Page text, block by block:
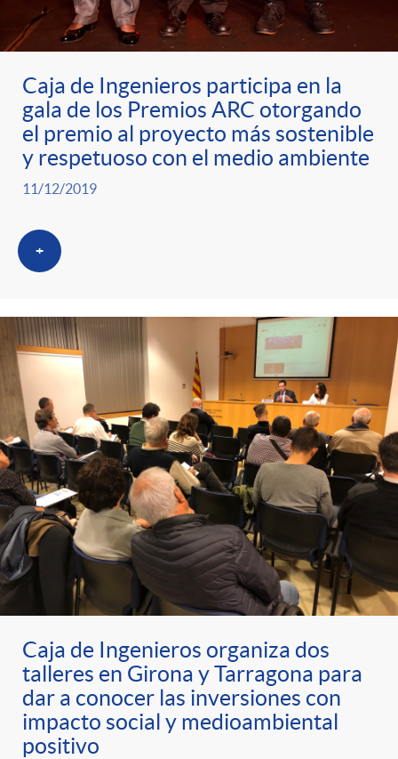
Caja de Ingenieros participa en la
gala de los Premios ARC otorgando
el premio al proyecto más sostenible
y respetuoso con el medio ambiente
11/12/2019
+
Caja de Ingenieros organiza dos
talleres en Girona y Tarragona para
dar a conocer las inversiones con
impacto social y medioambiental
positivo